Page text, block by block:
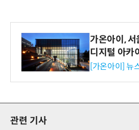
가온아이, 서
디지털 아카
수행
[가온아이] 뉴
관련 기사